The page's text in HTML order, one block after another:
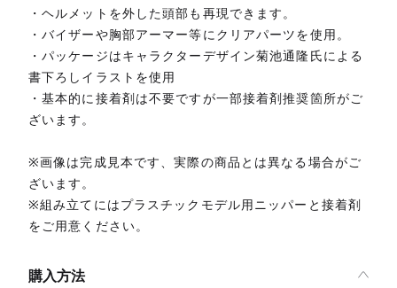
・ヘルメットを外した頭部も再現できます。
・バイザーや胸部アーマー等にクリアパーツを使用。
・パッケージはキャラクターデザイン菊池通隆氏による
書下ろしイラストを使用
・基本的に接着剤は不要ですが一部接着剤推奨箇所がご
ざいます。
※画像は完成見本です、実際の商品とは異なる場合がご
ざいます。
※組み立てにはプラスチックモデル用ニッパーと接着剤
をご用意ください。
購入方法